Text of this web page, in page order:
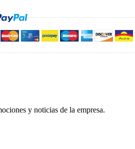
y noticias de la empresa.